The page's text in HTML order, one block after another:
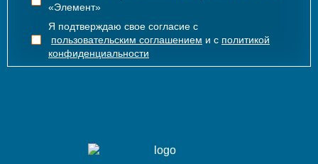
«Элемент»
Я подтверждаю свое согласие с
пользовательским соглашением и с политикой
конфиденциальности